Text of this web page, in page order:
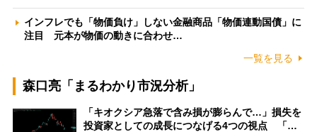
インフレでも「物価負け」しない金融商品「物価連動国債」に
注目 元本が物価の動きに合わせ…
一覧を見る
森口亮「まるわかり市況分析」
「キオクシア急落で含み損が膨らんで…」損失を
投資家としての成長につなげる4つの視点 「…